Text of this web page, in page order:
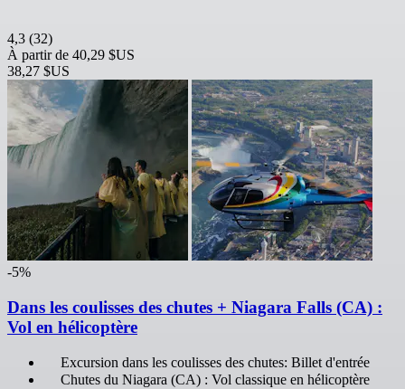
4,3 (32)
À partir de 40,29 $US
38,27 $US
-5%
Dans les coulisses des chutes + Niagara Falls (CA) :
Vol en hélicoptère
Excursion dans les coulisses des chutes: Billet d'entrée
Chutes du Niagara (CA) : Vol classique en hélicoptère